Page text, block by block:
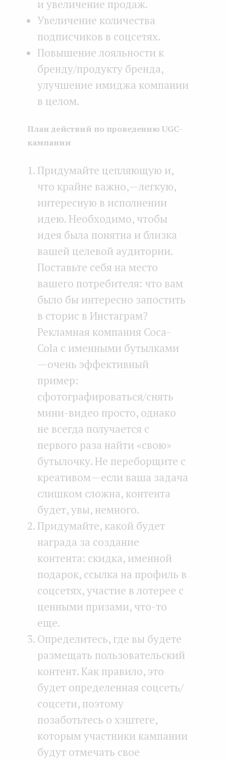
и увеличение продаж.
Увеличение количества
подписчиков в соцсетях.
Повышение лояльности к
бренду/продукту бренда,
улучшение имиджа компании
в целом.
План действий по проведению UGC-
кампании
Придумайте цепляющую и,
что крайне важно, — легкую,
интересную в исполнении
идею. Необходимо, чтобы
идея была понятна и близка
вашей целевой аудитории.
Поставьте себя на место
вашего потребителя: что вам
было бы интересно запостить
в сторис в Инстаграм?
Рекламная компания Coca-
Cola с именными бутылками
— очень эффективный
пример:
сфотографироваться/снять
мини-видео просто, однако
не всегда получается с
первого раза найти «свою»
бутылочку. Не переборщите с
креативом — если ваша задача
слишком сложна, контента
будет, увы, немного.
Придумайте, какой будет
награда за создание
контента: скидка, именной
подарок, ссылка на профиль в
соцсетях, участие в лотерее с
ценными призами, что-то
еще.
Определитесь, где вы будете
размещать пользовательский
контент. Как правило, это
будет определенная соцсеть/
соцсети, поэтому
позаботьтесь о хэштеге,
которым участники кампании
будут отмечать свое